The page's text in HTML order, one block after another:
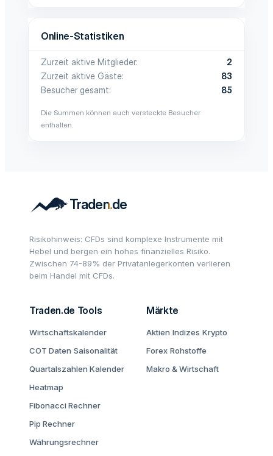
Online-Statistiken
Zurzeit aktive Mitglieder
2
Zurzeit aktive Gäste
83
Besucher gesamt
85
Die Summen können auch versteckte Besucher
enthalten.
Risikohinweis: CFDs sind komplexe Instrumente mit
Hebel und bergen ein hohes finanzielles Risiko.
Zwischen 74-89% der Privatanlegerkonten verlieren
beim Handel mit CFDs.
Traden.de Tools
Wirtschaftskalender
COT Daten Saisonalität
Quartalszahlen Kalender
Heatmap
Fibonacci Rechner
Pip Rechner
Währungsrechner
Märkte
Aktien Indizes Krypto
Forex Rohstoffe
Makro & Wirtschaft